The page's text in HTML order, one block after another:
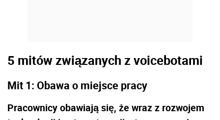
5 mitów związanych z voicebotami
Mit 1: Obawa o miejsce pracy
Pracownicy obawiają się, że wraz z rozwojem